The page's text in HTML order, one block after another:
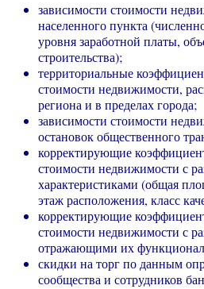
зависимости стоимости
населенного пункта
уровня заработной платы,
строительства);
территориальные
стоимости недвижимости,
региона и в пределах города;
зависимости стоимости
остановок общественного
корректирующие
стоимости недвижимости с
характеристиками (общая
этаж расположения, класс
корректирующие
стоимости недвижимости с
отражающими их
скидки на торг по данным
сообщества и сотрудников